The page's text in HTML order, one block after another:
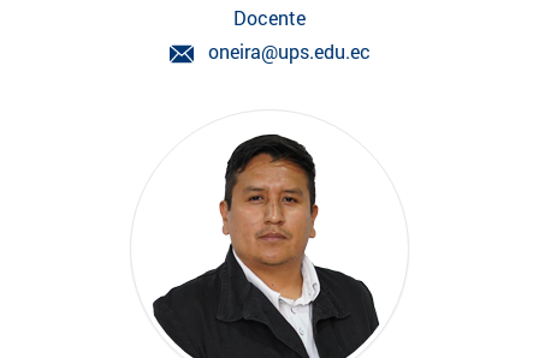
Docente
oneira@ups.edu.ec